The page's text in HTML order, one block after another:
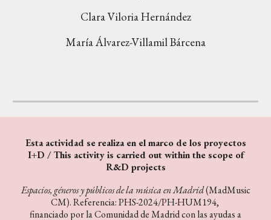
Clara ViloriaHernández
María Álvarez-Villamil Bárcena
Esta actividad se realiza en el marco de los proyectos
I+D /This activity is carried out within the scope of
R&D projects
Espacios, géneros y públicos de la música en Madrid(MadMusic
CM). Referencia: PHS-2024/PH-HUM194,
financiado por la Comunidad de Madrid con las ayudas a